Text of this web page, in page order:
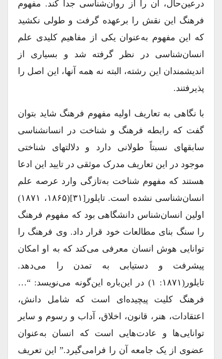
درعین‌حال، آن را از روان‌شناسی جدا کند. مفهوم
فرهنگ این نقش را برعهده گرفت و طولی نکشید
که این مفهوم به‌عنوان یکی از مفاهیم کلیدی علم
انسان‌‌شناسی در نظر گرفته شد و بسیاری از
اندیشمندان این رشته، البته نه همه آنها، این اصل را
پذیرفتند.
با نگاهی به تعاریف اولیه مفهوم فرهنگ شاید بتوان
گفت که رابطه فرهنگ و شناخت در انسان‎شناسی
سابقه‎ای نسبتاً طولانی دارد و دلالت‎های شناختی
موجود در این تعاریف مدرک موثقی در تایید این ادعا
هستند که مفهوم شناخت به‌تاز‌گی وارد عرصه علم
انسان‌شناسی نشده است. تایلور[۳۱](۱۸۶۵، ۱۸۷۱)
اولین انسان‌‌شناس دانشگاهی بود که مفهوم فرهنگ
را سنگ بنای مطالعات خود قرار داد. وی فرهنگ را
توانایی هوش انسان معرفی می‌کند که به او امکان
پیشرفت و دستیابی به تمدن را می‌دهد.
تایلور(۱۸۷۱: ۱) در این‌باره این‌گونه می‌نویسد: “…
فرهنگ کلیت پیچیده‌ای است که شامل دانش،
اعتقادات، هنر، قانون، اخلاق، آداب و رسوم و سایر
توانایی‌ها و عادت‌هایی است که انسان به‌عنوان
عضوی از یک جامعه آن را فرا‌می‌گیرد.” این تعریف